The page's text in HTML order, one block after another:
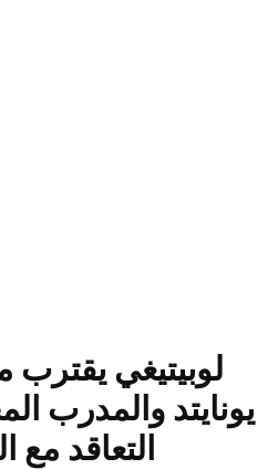
لوبيتيغي
يونايتد والمدرب
التعاقد مع